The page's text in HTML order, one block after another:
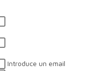
Introduce un email